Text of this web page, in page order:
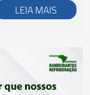
LEIA MAIS